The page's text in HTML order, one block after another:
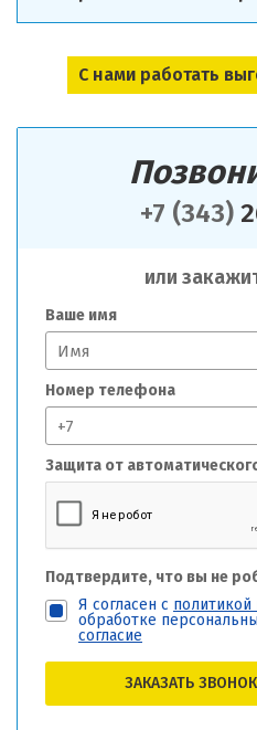
+7 (343)
или
Ваше имя
Номер телефона
Защита от
Подтвердите, что вы не
Я согласен с
обработке
согласие
ЗАКАЗАТЬ
С нами работать